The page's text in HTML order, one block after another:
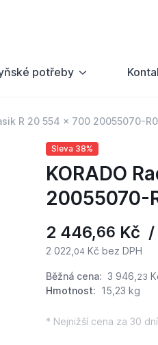
potřeby
R 20 554 x 700 20055070-
Sleva 38%
KORADO
20055070-
2 446,66 Kč /
2 022, 04 Kč bez DPH
Běžná cena: 3 946, 23
Hmotnost: 15,23 kg
* Nejnižší cena za 30 dní